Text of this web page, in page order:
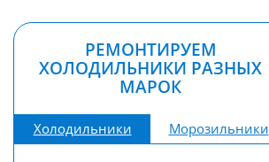
РЕМОНТИРУЕМ
ХОЛОДИЛЬНИКИ РАЗНЫХ
МАРОК
Холодильники Морозильники